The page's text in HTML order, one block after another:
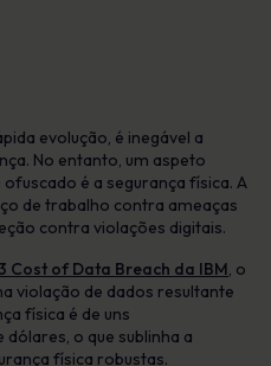
evolução, é inegável a
No entanto, um aspeto
é a segurança física. A
de trabalho contra ameaças
contra violações digitais.
Cost of Data Breach da IBM, o
violação de dados resultante
física é de uns
o que sublinha a
física robustas.